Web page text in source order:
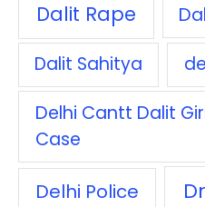
Dalit Rape
Dalit Sahitya
Delhi Cantt Dalit
Case
Delhi Police